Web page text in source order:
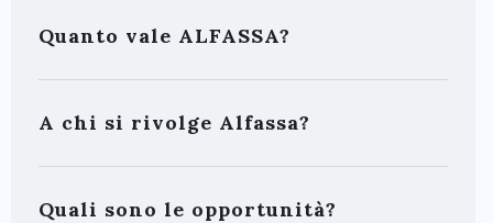
Quanto vale ALFASSA?
A chi si rivolge Alfassa?
Quali sono le opportunità?